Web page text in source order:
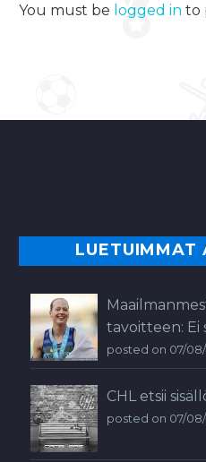
You must be logged in to
LUETUIMMAT
tavoitteen: Ei
posted on 07/
CHL etsii
posted on 07/